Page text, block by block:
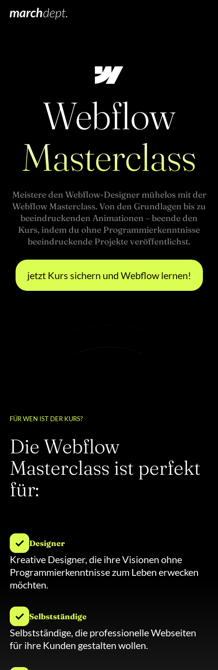
Webflow
Masterclass
Meistere den Webflow-Designer mühelos mit der
Webflow Masterclass. Von den Grundlagen bis zu
beeindruckenden Animationen – beende den
Kurs, indem du ohne Programmierkenntnisse
beeindruckende Projekte veröffentlichst.
jetzt Kurs sichern und Webflow lernen!
FÜR WEN IST DER KURS?
Die Webflow
Masterclass ist perfekt
für:
Designer
Kreative Designer, die ihre Visionen ohne
Programmierkenntnisse zum Leben erwecken
möchten.
Selbstständige
Selbstständige, die professionelle Webseiten
für ihre Kunden gestalten wollen.